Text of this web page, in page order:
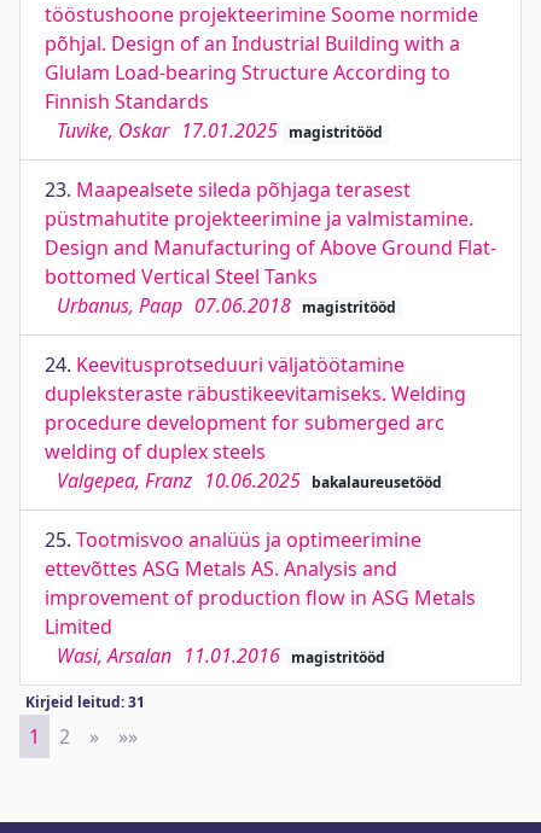
tööstushoone projekteerimine Soome normide
põhjal. Design of an Industrial Building with a
Glulam Load-bearing Structure According to
Finnish Standards
Tuvike, Oskar 17.01.2025 magistritööd
23. Maapealsete sileda põhjaga terasest
püstmahutite projekteerimine ja valmistamine.
Design and Manufacturing of Above Ground Flat-
bottomed Vertical Steel Tanks
Urbanus, Paap 07.06.2018 magistritööd
24. Keevitusprotseduuri väljatöötamine
dupleksteraste räbustikeevitamiseks. Welding
procedure development for submerged arc
welding of duplex steels
Valgepea, Franz 10.06.2025 bakalaureusetööd
25. Tootmisvoo analüüs ja optimeerimine
ettevõttes ASG Metals AS. Analysis and
improvement of production flow in ASG Metals
Limited
Wasi, Arsalan 11.01.2016 magistritööd
Kirjeid leitud: 31
1 2 » Next
»»